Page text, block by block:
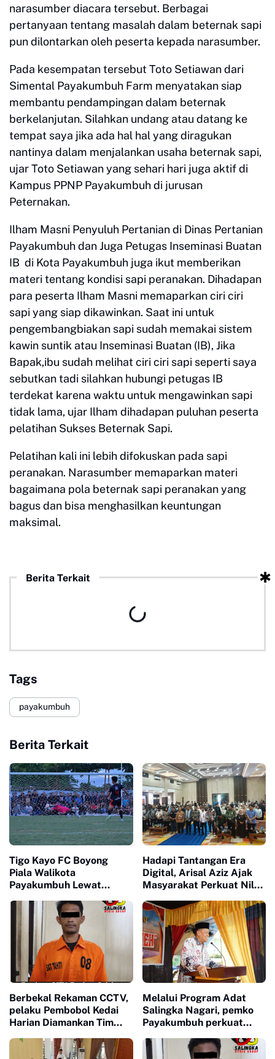
narasumber diacara tersebut. Berbagai
pertanyaan tentang masalah dalam beternak sapi
pun dilontarkan oleh peserta kepada narasumber.
Pada kesempatan tersebut Toto Setiawan dari
Simental Payakumbuh Farm menyatakan siap
membantu pendampingan dalam beternak
berkelanjutan. Silahkan undang atau datang ke
tempat saya jika ada hal hal yang diragukan
nantinya dalam menjalankan usaha beternak sapi,
ujar Toto Setiawan yang sehari hari juga aktif di
Kampus PPNP Payakumbuh di jurusan
Peternakan.
Ilham Masni Penyuluh Pertanian di Dinas Pertanian
Payakumbuh dan Juga Petugas Inseminasi Buatan
IB di Kota Payakumbuh juga ikut memberikan
materi tentang kondisi sapi peranakan. Dihadapan
para peserta Ilham Masni memaparkan ciri ciri
sapi yang siap dikawinkan. Saat ini untuk
pengembangbiakan sapi sudah memakai sistem
kawin suntik atau Inseminasi Buatan (IB), Jika
Bapak,ibu sudah melihat ciri ciri sapi seperti saya
sebutkan tadi silahkan hubungi petugas IB
terdekat karena waktu untuk mengawinkan sapi
tidak lama, ujar Ilham dihadapan puluhan peserta
pelatihan Sukses Beternak Sapi.
Pelatihan kali ini lebih difokuskan pada sapi
peranakan. Narasumber memaparkan materi
bagaimana pola beternak sapi peranakan yang
bagus dan bisa menghasilkan keuntungan
maksimal.
Berita Terkait
Tags
payakumbuh
Berita Terkait
Tigo Kayo FC Boyong
Piala Walikota
Payakumbuh Lewat
Hadapi Tantangan Era
Digital, Arisal Aziz Ajak
Masyarakat Perkuat Nilai
Berbekal Rekaman CCTV,
pelaku Pembobol Kedai
Harian Diamankan Tim
Payakumbuh
Melalui Program Adat
Salingka Nagari, pemko
Payakumbuh perkuat
Budaya Minangkabau